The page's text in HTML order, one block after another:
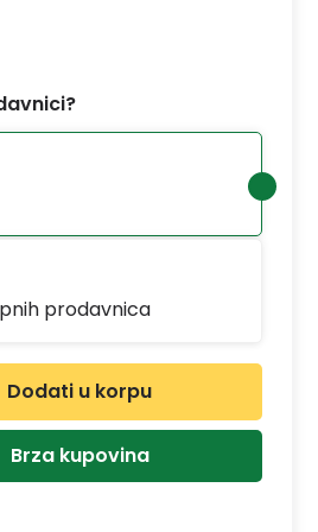
prodavnica
željenu
Dodati u korpu
Brza kupovina